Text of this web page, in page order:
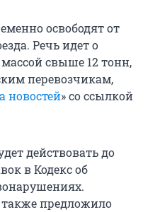
освободят от
Речь идет о
свыше 12 тонн,
перевозчикам,
новостей» со ссылкой
действовать до
в Кодекс об
также предложило